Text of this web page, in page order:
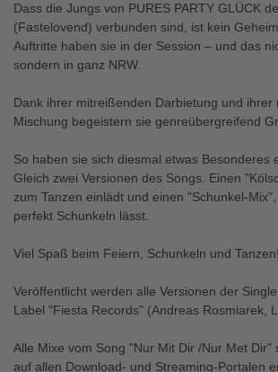
Dass die Jungs von PURES PARTY GLÜCK
(Fastelovend) verbunden sind, ist kein
Auftritte haben sie in der Session – und das
sondern in ganz NRW.
Dank ihrer mitreißenden Darbietung und ihrer
Mischung begeistern sie genreübergreifend
So haben sie sich diesmal etwas Besonderes
Gleich zwei Versionen des Songs. Einen
zum Tanzen einlädt und einen "Schunkel-
perfekt Schunkeln lässt.
Viel Spaß beim Feiern, Schunkeln und Tanzen!
Veröffentlicht werden alle Versionen der
Label "Fiesta Records" (Andreas Rosmiarek,
Alle Mixe vom Song "Nur Mit Dir /Nur Met Dir"
auf allen Download- und Streaming-Portalen